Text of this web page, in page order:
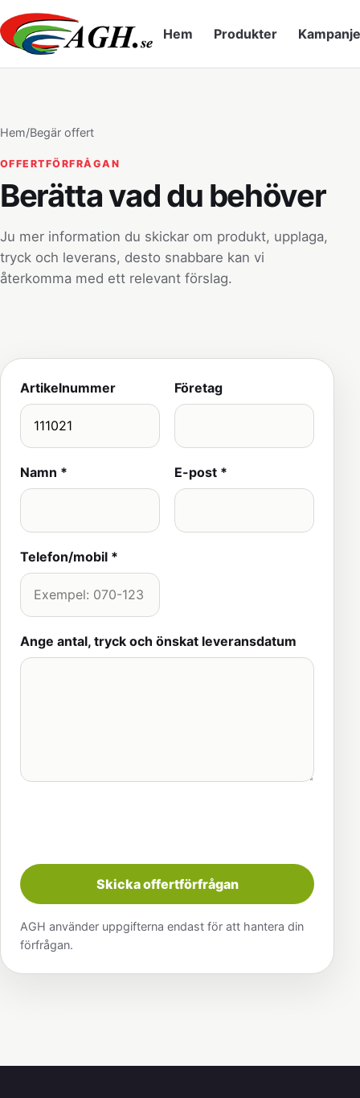
Hem Produkter
Hem/Begär offert
OFFERTFÖRFRÅGAN
Berätta vad du behöver
Ju mer information du skickar om produkt, upplaga,
tryck och leverans, desto snabbare kan vi
återkomma med ett relevant förslag.
Artikelnummer Företag
Namn * E-post *
Telefon/mobil *
Ange antal, tryck och önskat leveransdatum
Skicka offertförfrågan
AGH använder uppgifterna endast för att hantera din
förfrågan.